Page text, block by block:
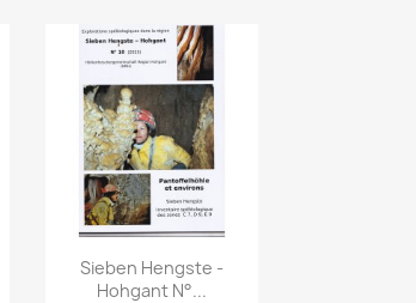
Aperçu rapide
Sieben Hengste -
Hohgant N°...